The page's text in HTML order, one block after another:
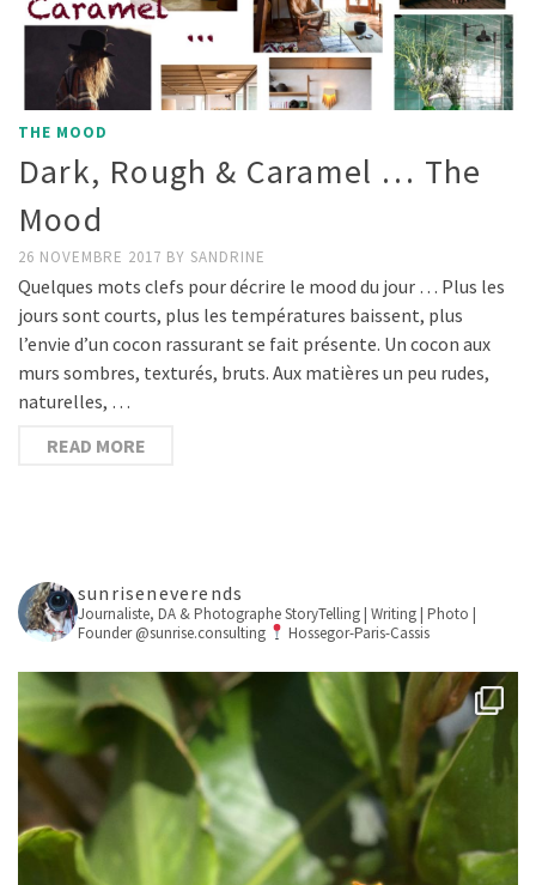
THE MOOD
Dark, Rough & Caramel … The
Mood
26 NOVEMBRE 2017 BY SANDRINE
Quelques mots clefs pour décrire le mood du jour … Plus les
jours sont courts, plus les températures baissent, plus
l’envie d’un cocon rassurant se fait présente. Un cocon aux
murs sombres, texturés, bruts. Aux matières un peu rudes,
naturelles, …
READ MORE
sunriseneverends
Journaliste, DA & PhotographeStoryTelling | Writing | Photo |
Founder @sunrise.consulting
Hossegor-Paris-Cassis